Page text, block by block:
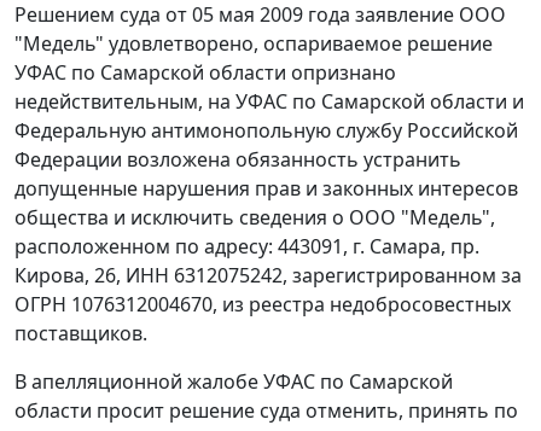
Решением суда от 05 мая 2009 года заявление ООО
"Медель" удовлетворено, оспариваемое решение
УФАС по Самарской области опризнано
недействительным, на УФАС по Самарской области и
Федеральную антимонопольную службу Российской
Федерации возложена обязанность устранить
допущенные нарушения прав и законных интересов
общества и исключить сведения о ООО "Медель",
расположенном по адресу: 443091, г. Самара, пр.
Кирова, 26, ИНН 6312075242, зарегистрированном за
ОГРН 1076312004670, из реестра недобросовестных
поставщиков.
В апелляционной жалобе УФАС по Самарской
области просит решение суда отменить, принять по